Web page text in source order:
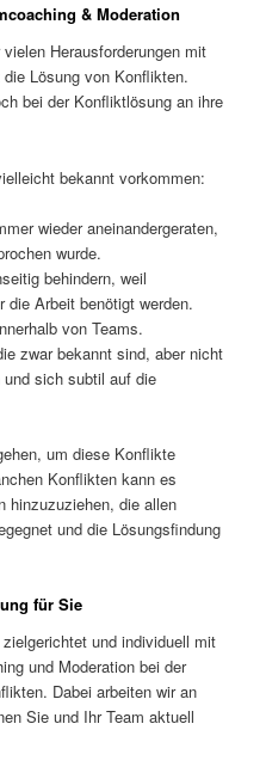
& Moderation
Herausforderungen mit
Lösung von Konflikten.
bei der Konfliktlösung an ihre
bekannt vorkommen:
wieder aneinandergeraten,
wurde.
behindern, weil
die Arbeit benötigt werden.
von Teams.
zwar bekannt sind, aber nicht
und sich subtil auf die
um diese Konflikte
Konflikten kann es
hinzuzuziehen, die allen
und die Lösungsfindung
für Sie
und individuell mit
und Moderation bei der
Dabei arbeiten wir an
Sie und Ihr Team aktuell